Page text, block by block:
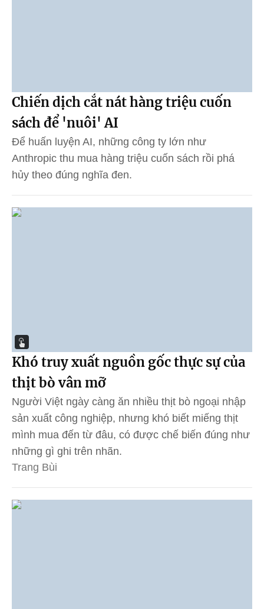
Chiến dịch cắt nát hàng triệu cuốn
sách để 'nuôi' AI
Để huấn luyện AI, những công ty lớn như
Anthropic thu mua hàng triệu cuốn sách rồi phá
hủy theo đúng nghĩa đen.
Khó truy xuất nguồn gốc thực sự của
thịt bò vân mỡ
Người Việt ngày càng ăn nhiều thịt bò ngoại nhập
sản xuất công nghiệp, nhưng khó biết miếng thịt
mình mua đến từ đâu, có được chế biến đúng như
những gì ghi trên nhãn.
Trang Bùi